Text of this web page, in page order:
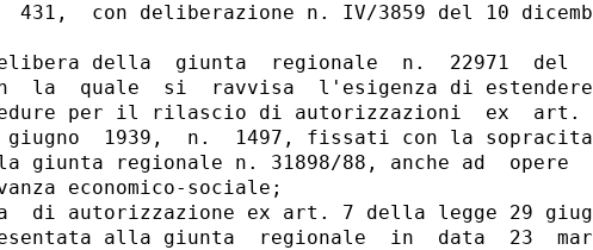
431,  con deliberazione n. IV/3859 del 10
della  giunta  regionale  n.  22971  del
la  quale  si  ravvisa  l'esigenza di
per il rilascio di autorizzazioni  ex  art.
1939,  n.  1497, fissati con la
giunta regionale n. 31898/88, anche ad  opere
economico-sociale;
di autorizzazione ex art. 7 della legge 29
alla giunta  regionale  in  data  23